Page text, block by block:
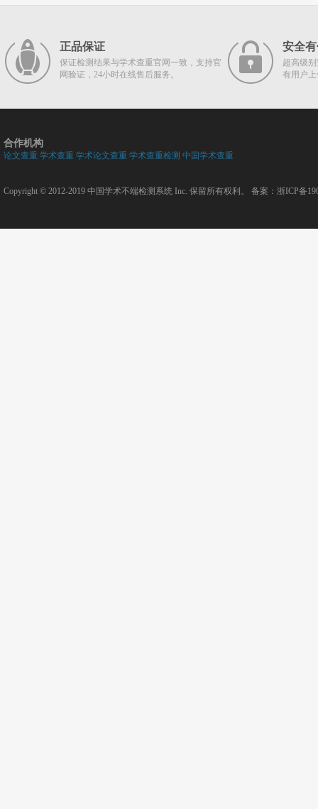
正品保证
保证检测结果与学术查重官网一致，支持官
网验证，24小时在线售后服务。
安全
超高级
有用户
合作机构
论文查重 学术查重 学术论文查重 学术查重检测 中国学术查重
Copyright © 2012-2019 中国学术不端检测系统 Inc. 保留所有权利。 备案： 浙ICP备